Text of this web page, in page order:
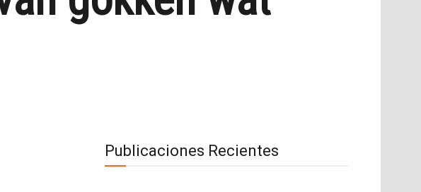
Publicaciones Recientes